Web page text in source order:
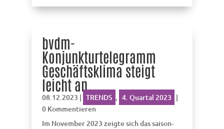
bvdm-
Konjunkturtelegramm
Geschäftsklima steigt
leicht an
08.12.2023 | TRENDS , 4. Quartal 2023 |
0 Kommentieren
Im November 2023 zeigte sich das saison-